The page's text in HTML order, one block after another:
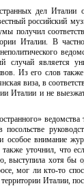
дел Италии
российский
получил
Италии. В
случай является
Из его слов
виза, в
Италии и не
особое внимание
уточнил, что
выступила хотя
мог ли кто-то
Италии,